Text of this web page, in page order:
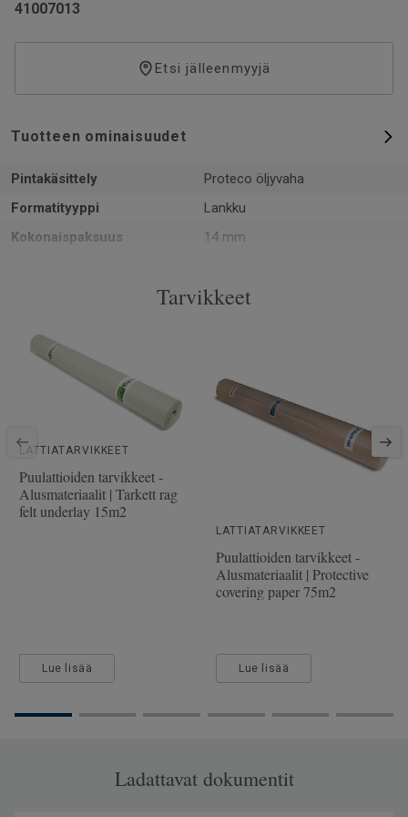
41007013
Etsi jälleenmyyjä
Tuotteen ominaisuudet
Pintakäsittely
Proteco öljyvaha
Formatityyppi
Lankku
Kokonaispaksuus
14 mm
Kyllä
Kappaleita laatikossa
Asennusmenetelmä
Lukkopontti
SAP-tuotenumero
41007013
Viistetyt reunat
Puulaji
Pituus
3.5 mm
19 cm
Tarvikkeet
LATTIATARVIKKEET
Puulattioiden tarvikkeet -
Alusmateriaalit | Tarkett rag
felt underlay 15m2
Lue lisää
LATTIATARVIKKEET
Puulattioiden tarvikkeet -
Alusmateriaalit | Protective
covering paper 75m2
Lue lisää
Ladattavat dokumentit